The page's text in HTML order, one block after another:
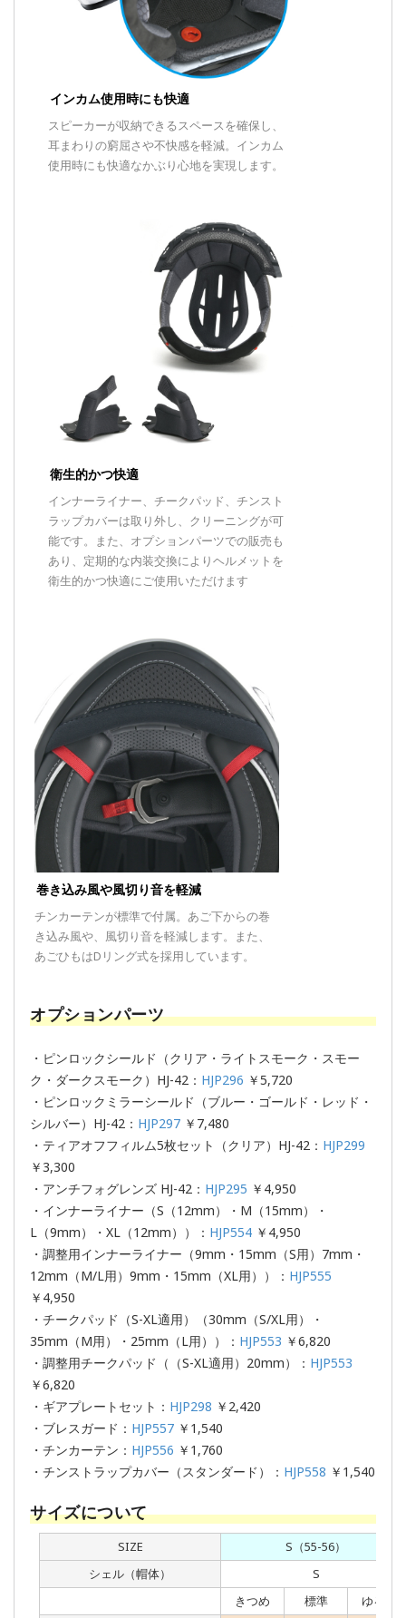
インカム使用時にも快適
スピーカーが収納できるスペースを確保し、
耳まわりの窮屈さや不快感を軽減。インカム
使用時にも快適なかぶり心地を実現します。
衛生的かつ快適
インナーライナー、チークパッド、チンスト
ラップカバーは取り外し、クリーニングが可
能です。また、オプションパーツでの販売も
あり、定期的な内装交換によりヘルメットを
衛生的かつ快適にご使用いただけます
巻き込み風や風切り音を軽減
チンカーテンが標準で付属。あご下からの巻
き込み風や、風切り音を軽減します。また、
あごひもはDリング式を採用しています。
オプションパーツ
・ピンロックシールド（クリア・ライトスモーク・スモー
ク・ダークスモーク）HJ-42： HJP296 ￥5,720
・ピンロックミラーシールド（ブルー・ゴールド・レッド・
シルバー）HJ-42： HJP297 ￥7,480
・ティアオフフィルム5枚セット（クリア）HJ-42： HJP299
￥3,300
・アンチフォグレンズ HJ-42： HJP295 ￥4,950
・インナーライナー（S（12mm）・M（15mm）・
L（9mm）・XL（12mm））： HJP554 ￥4,950
・調整用インナーライナー（9mm・15mm（S用）7mm・
12mm（M/L用）9mm・15mm（XL用））： HJP555
￥4,950
・チークパッド（S-XL適用）（30mm（S/XL用）・
35mm（M用）・25mm（L用））： HJP553 ￥6,820
・調整用チークパッド（（S-XL適用）20mm）： HJP553
￥6,820
・ギアプレートセット： HJP298 ￥2,420
・ブレスガード： HJP557 ￥1,540
・チンカーテン： HJP556 ￥1,760
・チンストラップカバー（スタンダード）： HJP558 ￥1,540
サイズについて
SIZE
S（55-56）
シェル（帽体）
S
きつめ
標準
ゆるめ